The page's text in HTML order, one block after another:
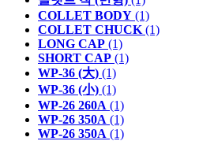
COLLET BODY (1)
COLLET CHUCK (1)
LONG CAP (1)
SHORT CAP (1)
WP-36 (大) (1)
WP-36 (小) (1)
WP-26 260A (1)
WP-26 350A (1)
WP-26 350A (1)